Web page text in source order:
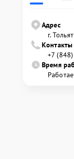
Адрес
г.
Контакты
+7
Время